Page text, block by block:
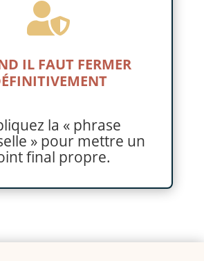

IL FAUT FERMER
la « phrase
» pour mettre un
final propre.